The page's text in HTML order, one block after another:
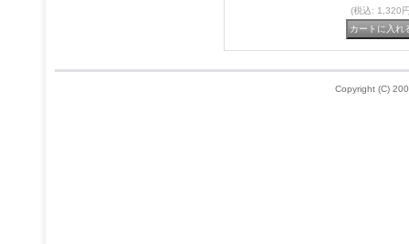
(税込: 1,320
Copyright (C)